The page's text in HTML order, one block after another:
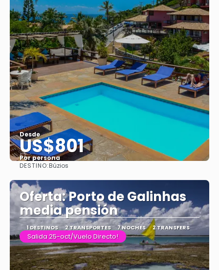
Desde
US$801
Por persona
DESTINO:Búzios
Oferta: Porto de Galinhas
media pensión
1 DESTINOS 2 TRANSPORTES 7 NOCHES 2 TRANSFERS
Salida 25-oct/Vuelo Directo!